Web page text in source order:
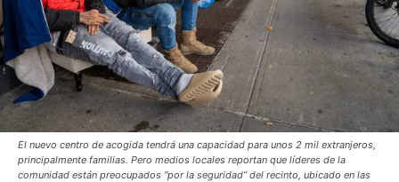
El nuevo centro de acogida tendrá una capacidad para unos 2 mil extranjeros,
principalmente familias. Pero medios locales reportan que líderes de la
comunidad están preocupados “por la seguridad” del recinto, ubicado en las